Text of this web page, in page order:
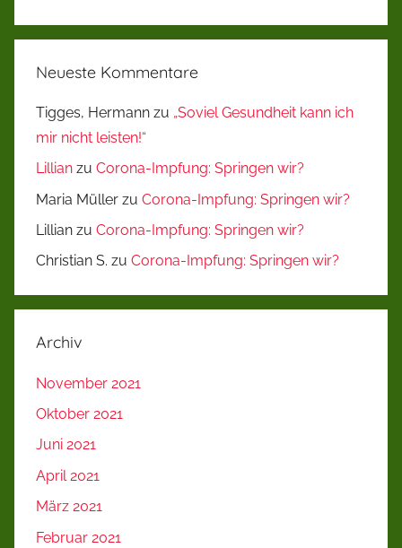
Neueste Kommentare
Tigges, Hermann zu „Soviel Gesundheit kann ich
mir nicht leisten!“
Lillian zu Corona-Impfung: Springen wir?
Maria Müller zu Corona-Impfung: Springen wir?
Lillian zu Corona-Impfung: Springen wir?
Christian S. zu Corona-Impfung: Springen wir?
Archiv
November 2021
Oktober 2021
Juni 2021
April 2021
März 2021
Februar 2021